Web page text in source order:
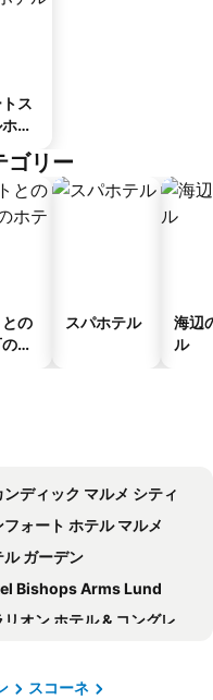
ス
テ
ゴリー
の
ホ
スパホテル
海辺
ル
ンディック マルメ シティ
フォート ホテル マルメ
ル ガーデン
Bishops Arms Lund
オン ホテル & コングレス マルメー リブ
L Lund
スコーネ